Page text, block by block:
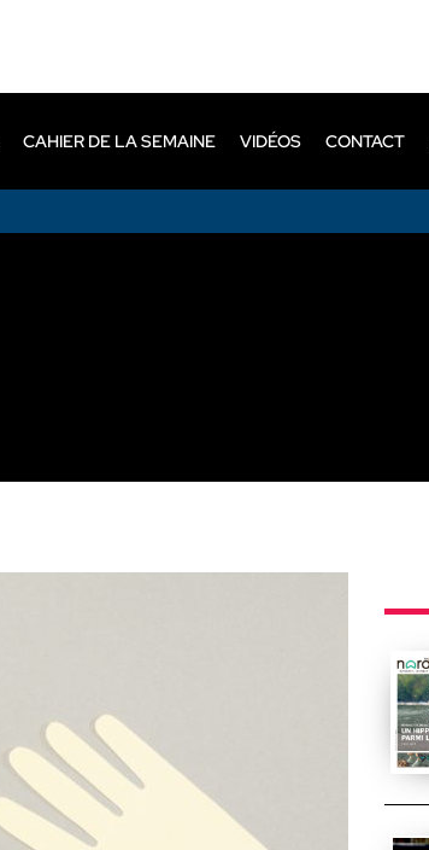
CAHIER DE LA SEMAINE VIDÉOS CONTACT